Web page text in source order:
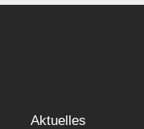
Aktuelles